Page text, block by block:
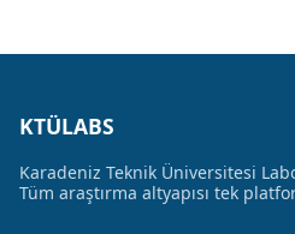
KTÜLABS
Karadeniz Teknik Üniversitesi
Tüm araştırma altyapısı tek